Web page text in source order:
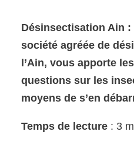
Désinsectisation Ain
société agréée de
l’Ain, vous apporte
questions sur les
moyens de s’en
Temps de lecture : 3